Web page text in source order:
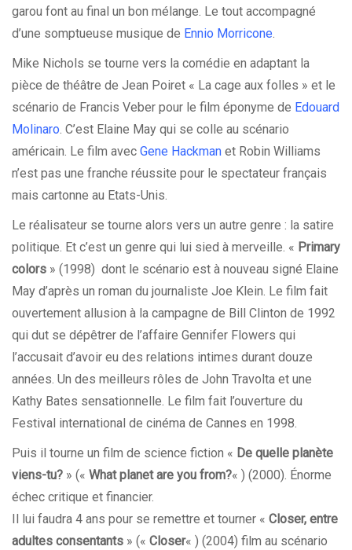
garou font au final un bon mélange. Le tout accompagné
d’une somptueuse musique de Ennio Morricone.
Mike Nichols se tourne vers la comédie en adaptant la
pièce de théâtre de Jean Poiret « La cage aux folles » et le
scénario de Francis Veber pour le film éponyme de Edouard
Molinaro. C’est Elaine May qui se colle au scénario
américain. Le film avec Gene Hackman et Robin Williams
n’est pas une franche réussite pour le spectateur français
mais cartonne au Etats-Unis.
Le réalisateur se tourne alors vers un autre genre : la satire
politique. Et c’est un genre qui lui sied à merveille. « Primary
colors » (1998) dont le scénario est à nouveau signé Elaine
May d’après un roman du journaliste Joe Klein. Le film fait
ouvertement allusion à la campagne de Bill Clinton de 1992
qui dut se dépêtrer de l’affaire Gennifer Flowers qui
l’accusait d’avoir eu des relations intimes durant douze
années. Un des meilleurs rôles de John Travolta et une
Kathy Bates sensationnelle. Le film fait l’ouverture du
Festival international de cinéma de Cannes en 1998.
Puis il tourne un film de science fiction « De quelle planète
viens-tu? » (« What planet are you from?« ) (2000). Énorme
échec critique et financier.
Il lui faudra 4 ans pour se remettre et tourner « Closer, entre
adultes consentants » (« Closer« ) (2004) film au scénario